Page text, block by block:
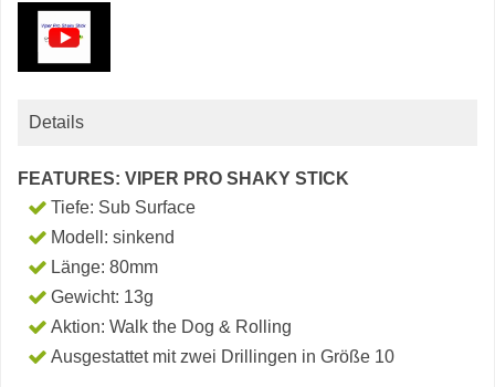
Details
FEATURES: VIPER PRO SHAKY STICK
Tiefe: Sub Surface
Modell: sinkend
Länge: 80mm
Gewicht: 13g
Aktion: Walk the Dog & Rolling
Ausgestattet mit zwei Drillingen in Größe 10